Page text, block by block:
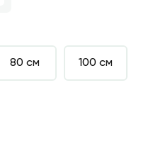
80 см 100 см